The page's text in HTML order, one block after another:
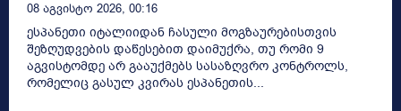
08 Აგვისტო 2026, 00:16
ესპანეთი იტალიიდან ჩასული მოგზაურებისთვის
შეზღუდვების დაწესებით დაიმუქრა, თუ რომი 9
აგვისტომდე არ გააუქმებს სასაზღვრო კონტროლს,
რომელიც გასულ კვირას ესპანეთის...